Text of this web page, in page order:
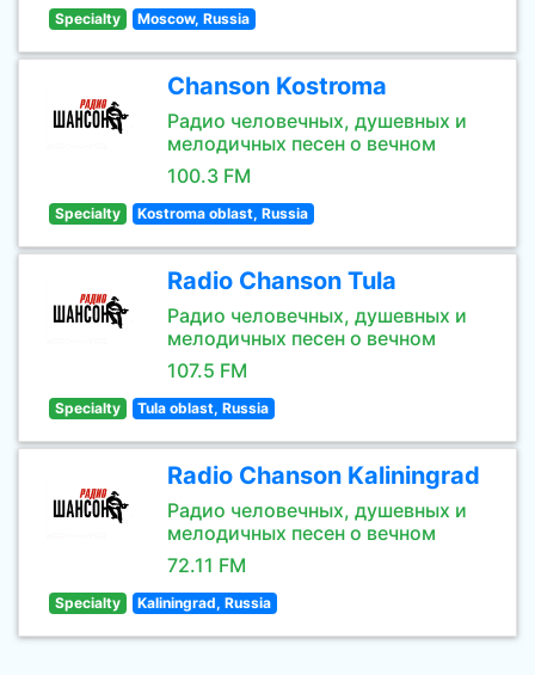
Specialty Moscow, Russia
Chanson Kostroma
Радио человечных, душевных и
мелодичных песен о вечном
100.3 FM
Specialty Kostroma oblast, Russia
Radio Chanson Tula
Радио человечных, душевных и
мелодичных песен о вечном
107.5 FM
Specialty Tula oblast, Russia
Radio Chanson Kaliningrad
Радио человечных, душевных и
мелодичных песен о вечном
72.11 FM
Specialty Kaliningrad, Russia